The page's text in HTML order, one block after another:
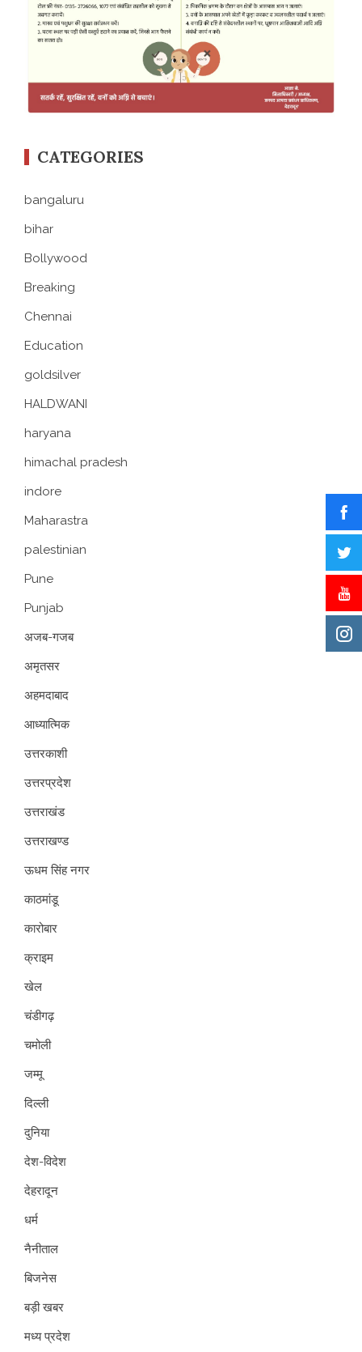
CATEGORIES
bangaluru
bihar
Bollywood
Breaking
Chennai
Education
goldsilver
HALDWANI
haryana
himachal pradesh
indore
Maharastra
palestinian
Pune
Punjab
अजब-गजब
अमृतसर
अहमदाबाद
आध्यात्मिक
उत्तरकाशी
उत्तरप्रदेश
उत्तराखंड
उत्तराखण्ड
ऊधम सिंह नगर
काठमांडू
कारोबार
क्राइम
खेल
चंडीगढ़
चमोली
जम्मू
दिल्ली
दुनिया
देश-विदेश
देहरादून
धर्म
नैनीताल
बिजनेस
बड़ी खबर
मध्य प्रदेश